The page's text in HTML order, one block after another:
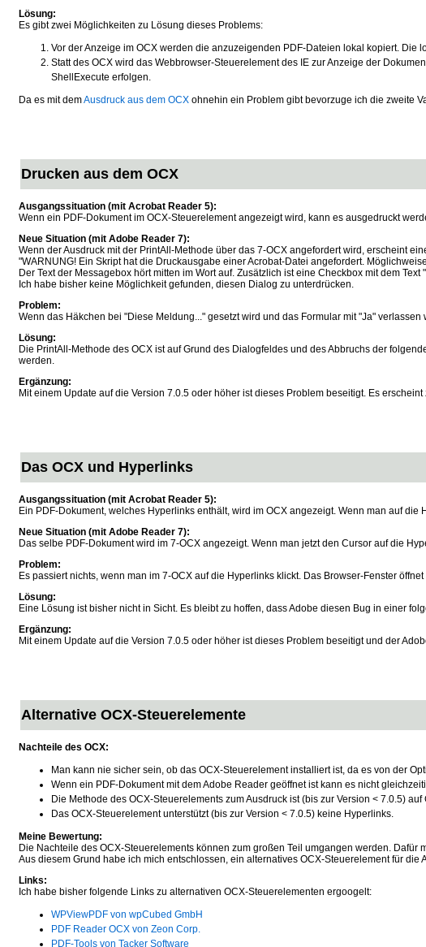
Lösung:
Es gibt zwei Möglichkeiten zu Lösung dieses Problems:
Vor der Anzeige im OCX werden die anzuzeigenden PDF-Dateien lokal kopiert. Die
Statt des OCX wird das Webbrowser-Steuerelement des IE zur Anzeige der
ShellExecute erfolgen.
Da es mit demAusdruck aus dem OCX ohnehin ein Problem gibt bevorzuge ich die zweite
Drucken aus dem OCX
Ausgangssituation (mit Acrobat Reader 5):
Wenn ein PDF-Dokument im OCX-Steuerelement angezeigt wird, kann es ausgedruckt
Neue Situation (mit Adobe Reader 7):
Wenn der Ausdruck mit der PrintAll-Methode über das 7-OCX angefordert wird, erscheint
"WARNUNG! Ein Skript hat die Druckausgabe einer Acrobat-Datei angefordert.
Der Text der Messagebox hört mitten im Wort auf. Zusätzlich ist eine Checkbox mit dem
Ich habe bisher keine Möglichkeit gefunden, diesen Dialog zu unterdrücken.
Problem:
Wenn das Häkchen bei "Diese Meldung..." gesetzt wird und das Formular mit "Ja"
Lösung:
Die PrintAll-Methode des OCX ist auf Grund des Dialogfeldes und des Abbruchs der
werden.
Ergänzung:
Mit einem Update auf die Version 7.0.5 oder höher ist dieses Problem beseitigt. Es
Das OCX und Hyperlinks
Ausgangssituation (mit Acrobat Reader 5):
Ein PDF-Dokument, welches Hyperlinks enthält, wird im OCX angezeigt. Wenn man auf
Neue Situation (mit Adobe Reader 7):
Das selbe PDF-Dokument wird im 7-OCX angezeigt. Wenn man jetzt den Cursor auf die
Problem:
Es passiert nichts, wenn man im 7-OCX auf die Hyperlinks klickt. Das Browser-Fenster
Lösung:
Eine Lösung ist bisher nicht in Sicht. Es bleibt zu hoffen, dass Adobe diesen Bug in einer
Ergänzung:
Mit einem Update auf die Version 7.0.5 oder höher ist dieses Problem beseitigt und der
Alternative OCX-Steuerelemente
Nachteile des OCX:
Man kann nie sicher sein, ob das OCX-Steuerelement installiert ist, da es von der
Wenn ein PDF-Dokument mit dem Adobe Reader geöffnet ist kann es nicht
Die Methode des OCX-Steuerelements zum Ausdruck ist (bis zur Version < 7.0.5)
Das OCX-Steuerelement unterstützt (bis zur Version < 7.0.5) keine Hyperlinks.
Meine Bewertung:
Die Nachteile des OCX-Steuerelements können zum großen Teil umgangen werden.
Aus diesem Grund habe ich mich entschlossen, ein alternatives OCX-Steuerelement für die
Links:
Ich habe bisher folgende Links zu alternativen OCX-Steuerelementen ergoogelt:
WPViewPDF von wpCubed GmbH
PDF Reader OCX von Zeon Corp.
PDF-Tools von Tacker Software